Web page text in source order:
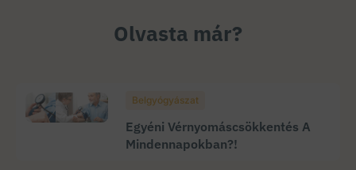
Olvasta már?
Belgyógyászat
Egyéni Vérnyomáscsökkentés A
Mindennapokban?!